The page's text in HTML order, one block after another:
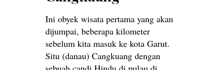
Ini obyek wisata pertama yang akan
dijumpai, beberapa kilometer
sebelum kita masuk ke kota Garut.
Situ (danau) Cangkuang dengan